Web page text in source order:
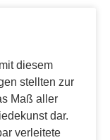
diesem
stellten zur
Maß aller
dar.
verleitete